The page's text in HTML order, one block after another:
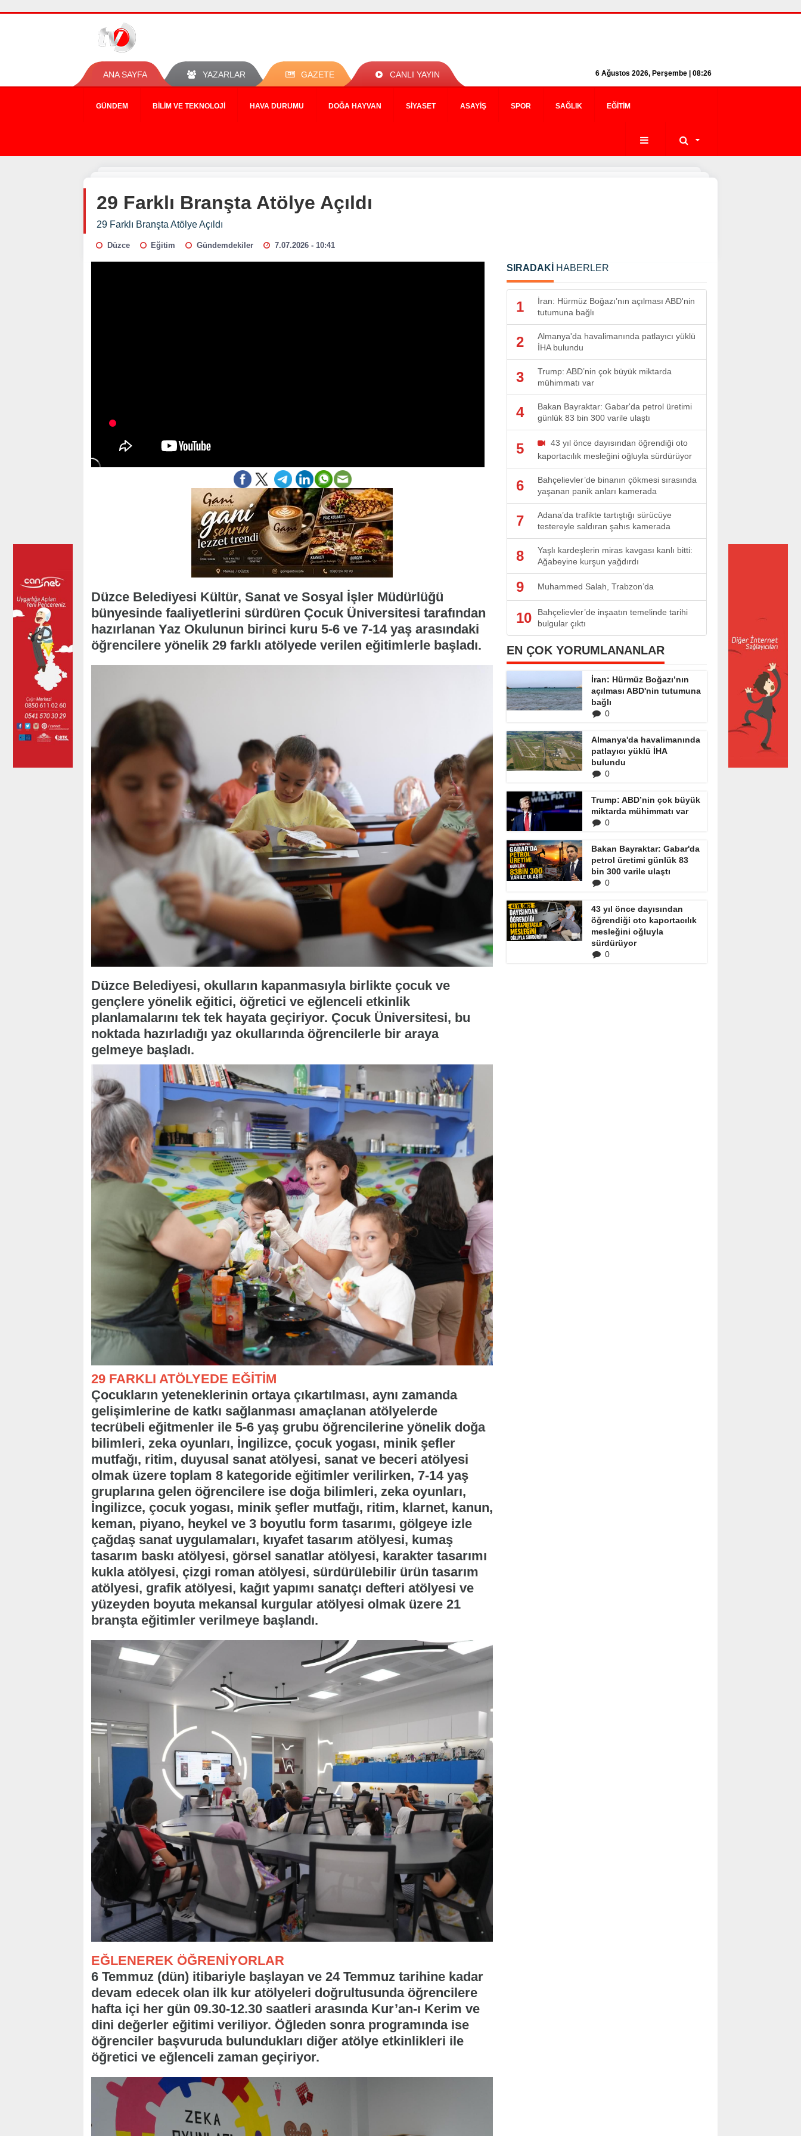
ANA SAYFA YAZARLAR GAZETE CANLI YAYIN 6 Ağustos 2026, Perşembe | 08:26
GÜNDEM BILIM VE TEKNOLOJI HAVA DURUMU DOĞA HAYVAN SIYASET ASAYIŞ SPOR SAĞLIK EĞITIM
29 Farklı Branşta Atölye Açıldı
29 Farklı Branşta Atölye Açıldı
Düzce Eğitim Gündemdekiler 7.07.2026 - 10:41
Düzce Belediyesi Kültür, Sanat ve Sosyal İşler Müdürlüğü
bünyesinde faaliyetlerini sürdüren Çocuk Üniversitesi tarafından
hazırlanan Yaz Okulunun birinci kuru 5-6 ve 7-14 yaş arasındaki
öğrencilere yönelik 29 farklı atölyede verilen eğitimlerle başladı.
Düzce Belediyesi, okulların kapanmasıyla birlikte çocuk ve
gençlere yönelik eğitici, öğretici ve eğlenceli etkinlik
planlamalarını tek tek hayata geçiriyor. Çocuk Üniversitesi, bu
noktada hazırladığı yaz okullarında öğrencilerle bir araya
gelmeye başladı.
29 FARKLI ATÖLYEDE EĞİTİM
Çocukların yeteneklerinin ortaya çıkartılması, aynı zamanda
gelişimlerine de katkı sağlanması amaçlanan atölyelerde
tecrübeli eğitmenler ile 5-6 yaş grubu öğrencilerine yönelik doğa
bilimleri, zeka oyunları, İngilizce, çocuk yogası, minik şefler
mutfağı, ritim, duyusal sanat atölyesi, sanat ve beceri atölyesi
olmak üzere toplam 8 kategoride eğitimler verilirken, 7-14 yaş
gruplarına gelen öğrencilere ise doğa bilimleri, zeka oyunları,
İngilizce, çocuk yogası, minik şefler mutfağı, ritim, klarnet, kanun,
keman, piyano, heykel ve 3 boyutlu form tasarımı, gölgeye izle
çağdaş sanat uygulamaları, kıyafet tasarım atölyesi, kumaş
tasarım baskı atölyesi, görsel sanatlar atölyesi, karakter tasarımı
kukla atölyesi, çizgi roman atölyesi, sürdürülebilir ürün tasarım
atölyesi, grafik atölyesi, kağıt yapımı sanatçı defteri atölyesi ve
yüzeyden boyuta mekansal kurgular atölyesi olmak üzere 21
branşta eğitimler verilmeye başlandı.
EĞLENEREK ÖĞRENİYORLAR
6 Temmuz (dün) itibariyle başlayan ve 24 Temmuz tarihine kadar
devam edecek olan ilk kur atölyeleri doğrultusunda öğrencilere
hafta içi her gün 09.30-12.30 saatleri arasında Kur’an-ı Kerim ve
dini değerler eğitimi veriliyor. Öğleden sonra programında ise
öğrenciler başvuruda bulundukları diğer atölye etkinlikleri ile
öğretici ve eğlenceli zaman geçiriyor.
SIRADAKİ HABERLER
1
İran: Hürmüz Boğazı’nın açılması ABD'nin
tutumuna bağlı
2
Almanya'da havalimanında patlayıcı yüklü
İHA bulundu
3
Trump: ABD’nin çok büyük miktarda
mühimmatı var
4
Bakan Bayraktar: Gabar'da petrol üretimi
günlük 83 bin 300 varile ulaştı
5
43 yıl önce dayısından öğrendiği oto
kaportacılık mesleğini oğluyla sürdürüyor
6
Bahçelievler’de binanın çökmesi sırasında
yaşanan panik anları kamerada
7
Adana’da trafikte tartıştığı sürücüye
testereyle saldıran şahıs kamerada
8
Yaşlı kardeşlerin miras kavgası kanlı bitti:
Ağabeyine kurşun yağdırdı
9 Muhammed Salah, Trabzon’da
10
Bahçelievler’de inşaatın temelinde tarihi
bulgular çıktı
EN ÇOK YORUMLANANLAR
İran: Hürmüz Boğazı’nın
açılması ABD'nin tutumuna
bağlı
0
Almanya'da havalimanında
patlayıcı yüklü İHA
bulundu
0
Trump: ABD’nin çok büyük
miktarda mühimmatı var
0
Bakan Bayraktar: Gabar'da
petrol üretimi günlük 83
bin 300 varile ulaştı
0
43 yıl önce dayısından
öğrendiği oto kaportacılık
mesleğini oğluyla
sürdürüyor
0